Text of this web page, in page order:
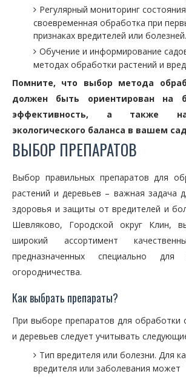
Регулярный мониторинг
своевременная обработка при
признаках вредителей или болезней.
Обучение и информирование
методах обработки растений и
Помните, что выбор метода
должен быть ориентирован на
эффективность, а также на
экологического баланса в вашем
ВЫБОР ПРЕПАРАТОВ
Выбор правильных препаратов для
растений и деревьев – важная задача
здоровья и защиты от вредителей и
Шевляково, Городской округ Клин,
широкий ассортимент
предназначенных специально для
огородничества.
Как выбрать препараты?
При выборе препаратов для обработки
и деревьев следует учитывать
Тип вредителя или болезни. Для
вредителя или заболевания может